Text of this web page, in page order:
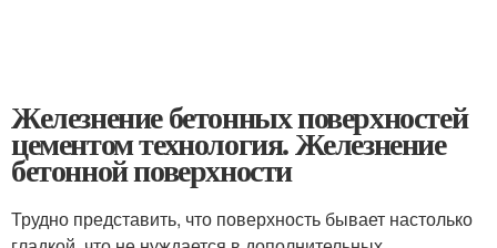
Железнение бетонных поверхностей
цементом технология. Железнение
бетонной поверхности
Трудно представить, что поверхность бывает настолько